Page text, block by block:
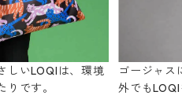
しいLOQIは、環境
です。
ゴージャス
外でもLOQI